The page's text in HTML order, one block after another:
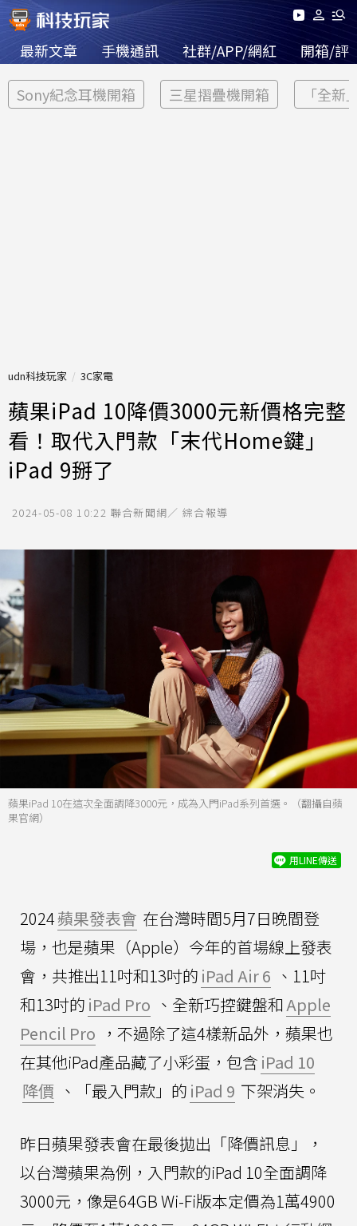
最新文章 手機通訊 社群/APP/網紅 開箱/評
Sony紀念耳機開箱 三星摺疊機開箱 「全新
udn科技玩家 3C家電
蘋果iPad 10降價3000元新價格完整
看！取代入門款「末代Home鍵」
iPad 9掰了
2024-05-08 10:22 聯合新聞網／ 綜合報導
蘋果iPad 10在這次全面調降3000元，成為入門iPad系列首選。（翻攝自蘋
果官網）
用LINE傳送
2024蘋果發表會 在台灣時間5月7日晚間登
場，也是蘋果（Apple）今年的首場線上發表
會，共推出11吋和13吋的 iPad Air 6 、11吋
和13吋的 iPad Pro 、全新巧控鍵盤和Apple
Pencil Pro ，不過除了這4樣新品外，蘋果也
在其他iPad產品藏了小彩蛋，包含 iPad 10
降價 、「最入門款」的 iPad 9 下架消失。
昨日蘋果發表會在最後拋出「降價訊息」，
以台灣蘋果為例，入門款的iPad 10全面調降
3000元，像是64GB Wi-Fi版本定價為1萬4900